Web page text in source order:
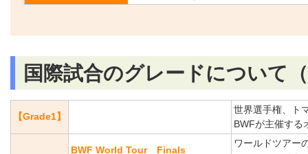
国際試合のグレードについて
【Grade1】
世界選手権、ト
BWFが主催する
BWF World Tour Finals
ワールドツアー